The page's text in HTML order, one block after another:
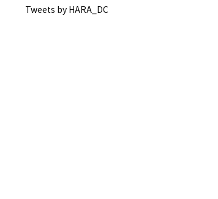
Tweets by HARA_DC